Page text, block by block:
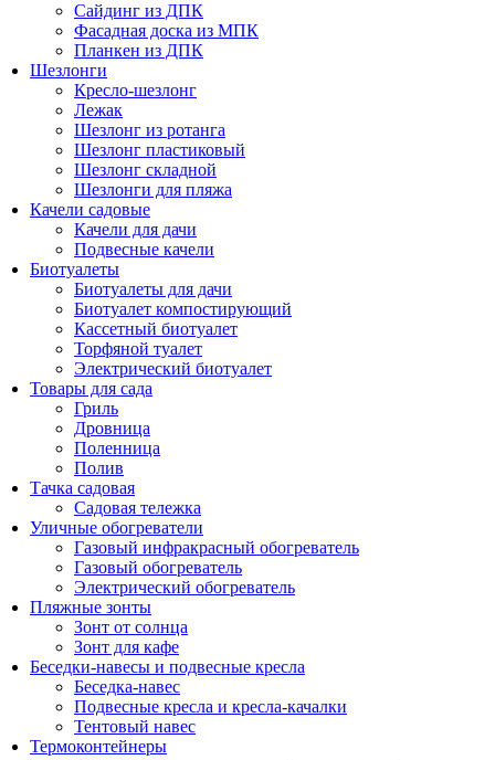
Сайдинг из ДПК
Фасадная доска из МПК
Планкен из ДПК
Шезлонги
Кресло-шезлонг
Лежак
Шезлонг из ротанга
Шезлонг пластиковый
Шезлонг складной
Шезлонги для пляжа
Качели садовые
Качели для дачи
Подвесные качели
Биотуалеты
Биотуалеты для дачи
Биотуалет компостирующий
Кассетный биотуалет
Торфяной туалет
Электрический биотуалет
Товары для сада
Гриль
Дровница
Поленница
Полив
Тачка садовая
Садовая тележка
Уличные обогреватели
Газовый инфракрасный обогреватель
Газовый обогреватель
Электрический обогреватель
Пляжные зонты
Зонт от солнца
Зонт для кафе
Беседки-навесы и подвесные кресла
Беседка-навес
Подвесные кресла и кресла-качалки
Тентовый навес
Термоконтейнеры